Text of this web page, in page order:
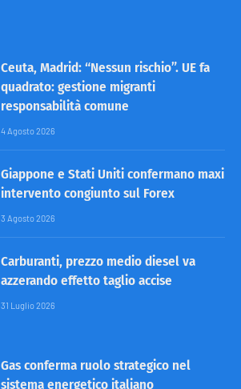
Ceuta, Madrid: “Nessun rischio”. UE fa
quadrato: gestione migranti
responsabilità comune
4 Agosto 2026
Giappone e Stati Uniti confermano maxi
intervento congiunto sul Forex
3 Agosto 2026
Carburanti, prezzo medio diesel va
azzerando effetto taglio accise
31 Luglio 2026
Gas conferma ruolo strategico nel
sistema energetico italiano